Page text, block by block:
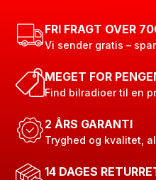
FRI FRAGT OVER
Vi sender gratis –
MEGET FOR
Find bilradioer til en
2 ÅRS GARANTI
Tryghed og kvalitet,
14 DAGES